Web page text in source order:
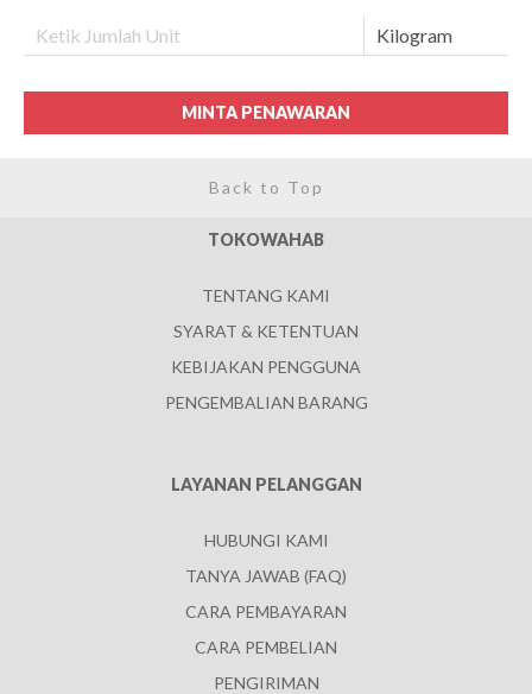
MINTA PENAWARAN
Back to Top
TOKOWAHAB
TENTANG KAMI
SYARAT & KETENTUAN
KEBIJAKAN PENGGUNA
PENGEMBALIAN BARANG
LAYANAN PELANGGAN
HUBUNGI KAMI
TANYA JAWAB (FAQ)
CARA PEMBAYARAN
CARA PEMBELIAN
PENGIRIMAN